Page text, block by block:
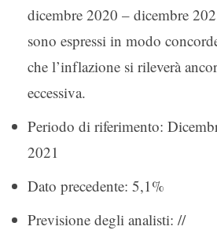
dicembre 2020 – dicembre
sono espressi in modo
che l’inflazione si rileverà
eccessiva.
Periodo di riferimento:
2021
Dato precedente: 5,1%
Previsione degli analisti: //